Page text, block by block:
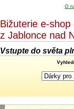
O
Bižuterie e-
z Jablonce nad
Vstupte do světa